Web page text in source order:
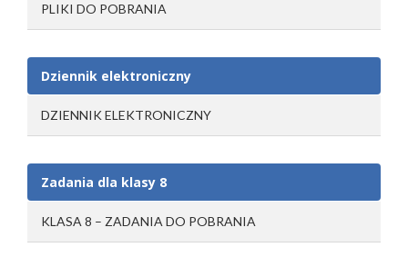
PLIKI DO POBRANIA
Dziennik elektroniczny
DZIENNIK ELEKTRONICZNY
Zadania dla klasy 8
KLASA 8 – ZADANIA DO POBRANIA